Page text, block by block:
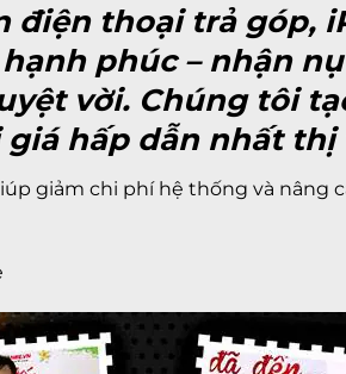
điện thoại trả góp,
phúc – nhận
vời. Chúng tôi
hấp dẫn nhất thị
giảm chi phí hệ thống và nâng